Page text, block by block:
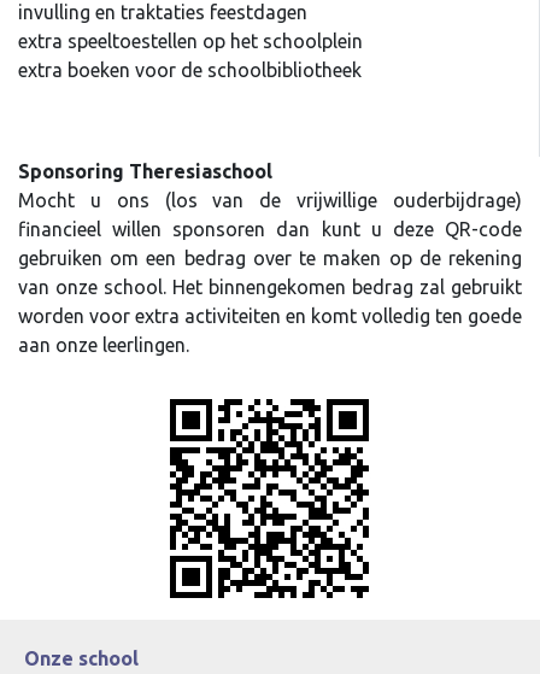
invulling en traktaties feestdagen
extra speeltoestellen op het schoolplein
extra boeken voor de schoolbibliotheek
Sponsoring Theresiaschool
Mocht u ons (los van de vrijwillige ouderbijdrage)
financieel willen sponsoren dan kunt u deze QR-code
gebruiken om een bedrag over te maken op de rekening
van onze school. Het binnengekomen bedrag zal gebruikt
worden voor extra activiteiten en komt volledig ten goede
aan onze leerlingen.
Onze school